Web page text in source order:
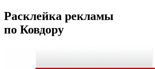
Расклейка рекламы
по Ковдору